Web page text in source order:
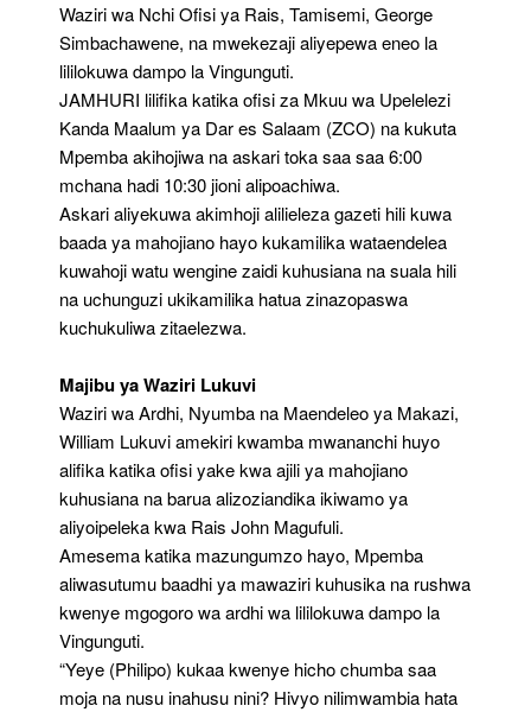
Waziri wa Nchi Ofisi ya Rais, Tamisemi, George
Simbachawene, na mwekezaji aliyepewa eneo la
lililokuwa dampo la Vingunguti.
JAMHURI lilifika katika ofisi za Mkuu wa Upelelezi
Kanda Maalum ya Dar es Salaam (ZCO) na kukuta
Mpemba akihojiwa na askari toka saa saa 6:00
mchana hadi 10:30 jioni alipoachiwa.
Askari aliyekuwa akimhoji alilieleza gazeti hili kuwa
baada ya mahojiano hayo kukamilika wataendelea
kuwahoji watu wengine zaidi kuhusiana na suala hili
na uchunguzi ukikamilika hatua zinazopaswa
kuchukuliwa zitaelezwa.
Majibu ya Waziri Lukuvi
Waziri wa Ardhi, Nyumba na Maendeleo ya Makazi,
William Lukuvi amekiri kwamba mwananchi huyo
alifika katika ofisi yake kwa ajili ya mahojiano
kuhusiana na barua alizoziandika ikiwamo ya
aliyoipeleka kwa Rais John Magufuli.
Amesema katika mazungumzo hayo, Mpemba
aliwasutumu baadhi ya mawaziri kuhusika na rushwa
kwenye mgogoro wa ardhi wa lililokuwa dampo la
Vingunguti.
“Yeye (Philipo) kukaa kwenye hicho chumba saa
moja na nusu inahusu nini? Hivyo nilimwambia hata